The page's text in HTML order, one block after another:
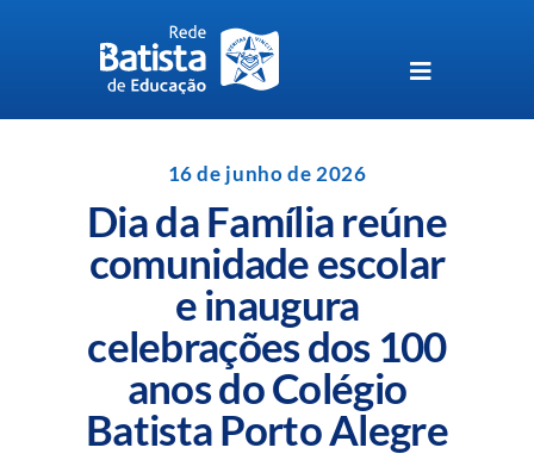
Toggle
Navigation
Perguntas Frequentes
Blog da Rede Batista
16 de junho de 2026
Dia da Família reúne
comunidade escolar
e inaugura
celebrações dos 100
anos do Colégio
Batista Porto Alegre